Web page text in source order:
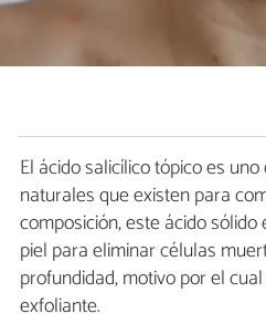
El ácido salicílico tópico es
naturales que existen para
composición, este ácido
piel para eliminar células
profundidad, motivo por el
exfoliante.